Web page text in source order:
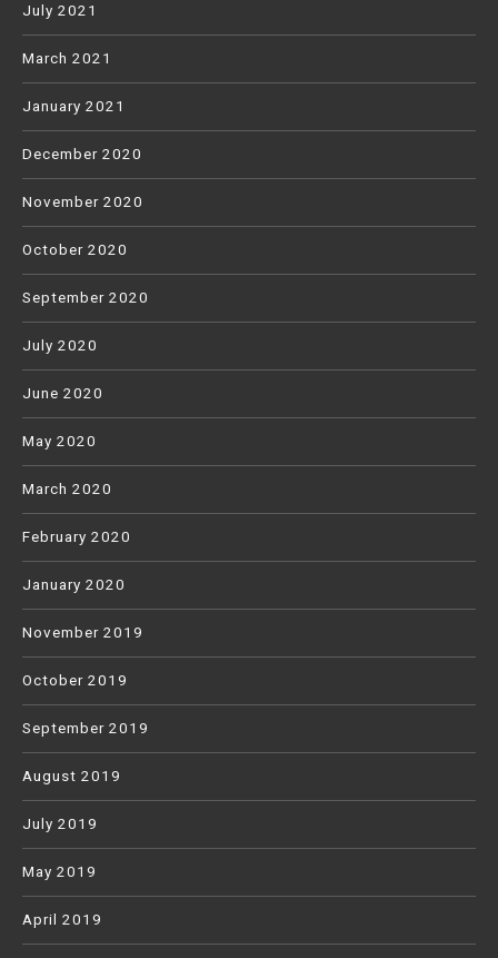
July 2021
March 2021
January 2021
December 2020
November 2020
October 2020
September 2020
July 2020
June 2020
May 2020
March 2020
February 2020
January 2020
November 2019
October 2019
September 2019
August 2019
July 2019
May 2019
April 2019